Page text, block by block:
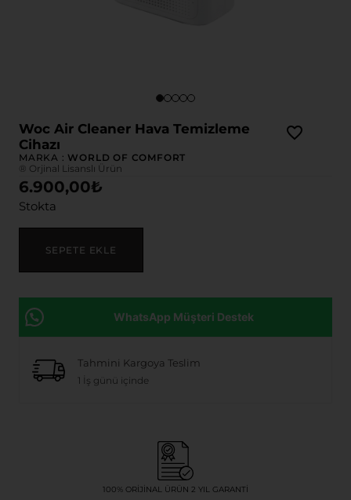
Woc Air Cleaner Hava Temizleme
Cihazı
MARKA : WORLD OF COMFORT
® Orjinal Lisanslı Ürün
6.900,00₺
Stokta
SEPETE EKLE
WhatsApp Müşteri Destek
Tahmini Kargoya Teslim
1 İş günü içinde
100% ORIJINAL ÜRÜN 2 YIL GARANTI